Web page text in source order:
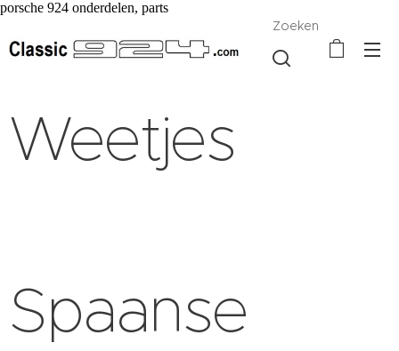
porsche 924 onderdelen, parts
Zoeken
Weetjes
Spaanse